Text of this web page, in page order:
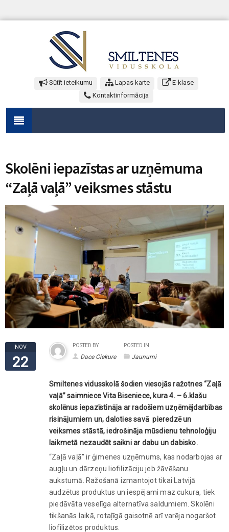
Sūtīt ieteikumu Lapas karte
E-klase
Kontaktinformācija
Skolēni iepazīstas ar uzņēmuma
“Zaļā vaļā” veiksmes stāstu
NOV
22
POSTED BY
Dace Ciekure
POSTED IN
Jaunumi
Smiltenes vidusskolā šodien viesojās ražotnes “Zaļā
vaļā” saimniece Vita Biseniece, kura 4. – 6.klašu
skolēnus iepazīstināja ar radošiem uzņēmējdarbības
risinājumiem un, daloties savā pieredzē un
veiksmes stāstā, iedrošināja mūsdienu tehnoloģiju
laikmetā nezaudēt saikni ar dabu un dabisko.
“Zaļā vaļā” ir ģimenes uzņēmums, kas nodarbojas ar
augļu un dārzeņu liofilizāciju jeb žāvēšanu
aukstumā. Ražošanā izmantojot tikai Latvijā
audzētus produktus un iespējami maz cukura, tiek
piedāvāta veselīga alternatīva saldumiem. Skolēni
tikšanās laikā, rotaļīgā gaisotnē arī varēja nogaršot
liofilizētos produktus.